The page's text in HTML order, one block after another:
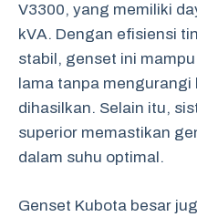
V3300, yang memiliki
kVA. Dengan efisiensi
stabil, genset ini
lama tanpa mengurangi
dihasilkan. Selain itu,
superior memastikan
dalam suhu optimal.
Genset Kubota besar